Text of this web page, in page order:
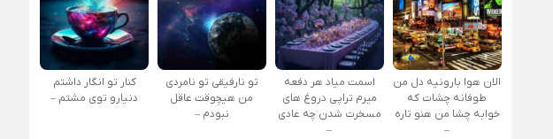
الان هوا بارونیه دل من
طوفانه چشات که
خوابه چشا من هنو تاره
–
اسمت میاد هر دفعه
میرم تراپی دروغ‌ های
مسخرت شدن چه عادی
–
تو نارفیقی تو نامردی
من هیچوقت عاقل
نبودم –
کنار تو انگار داشتم
دنیارو توی مشتم –